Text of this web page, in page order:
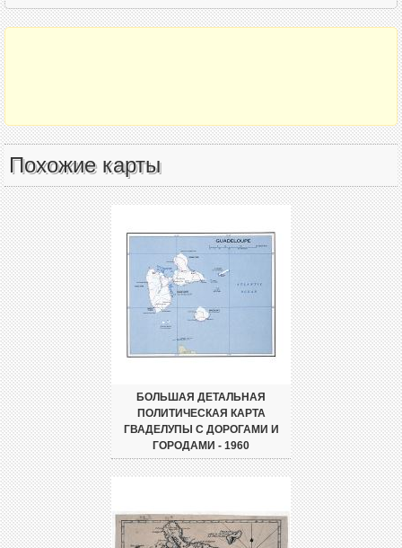
Похожие карты
БОЛЬШАЯ ДЕТАЛЬНАЯ
ПОЛИТИЧЕСКАЯ КАРТА
ГВАДЕЛУПЫ С ДОРОГАМИ И
ГОРОДАМИ - 1960